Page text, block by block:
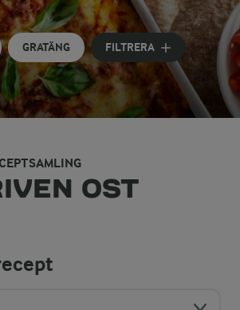
få förslag
GRATÄNG FILTRERA
OST